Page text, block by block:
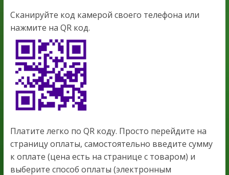
Сканируйте код камерой своего телефона или
нажмите на QR код.
Платите легко по QR коду. Просто перейдите на
страницу оплаты, самостоятельно введите сумму
к оплате (цена есть на странице с товаром) и
выберите способ оплаты (электронным